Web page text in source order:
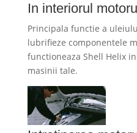
In interiorul
Principala functie a
lubrifieze componentele
functioneaza Shell Helix
masinii tale.